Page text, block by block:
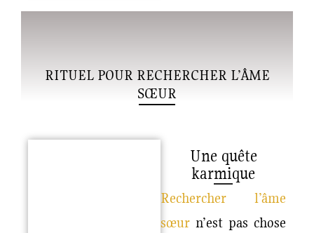
RITUEL POUR RECHERCHER L’ÂME
SŒUR
Une quête
karmique
Rechercher l’âme
sœur n’est pas chose